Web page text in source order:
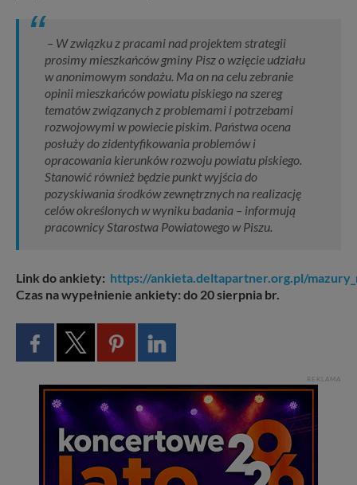
– W związku z pracami nad projektem strategii
prosimy mieszkańców gminy Pisz o wzięcie udziału
w anonimowym sondażu. Ma on na celu zebranie
opinii mieszkańców powiatu piskiego na szereg
tematów związanych z problemami i potrzebami
rozwojowymi w powiecie piskim. Państwa ocena
posłuży do zidentyfikowania problemów i
opracowania kierunków rozwoju powiatu piskiego.
Stanowić również będzie punkt wyjścia do
pozyskiwania środków zewnętrznych na realizację
celów określonych w wyniku badania – informują
pracownicy Starostwa Powiatowego w Piszu.
Link do ankiety: https://ankieta.deltapartner.org.pl/
Czas na wypełnienie ankiety: do 20 sierpnia br.
REKLAMA